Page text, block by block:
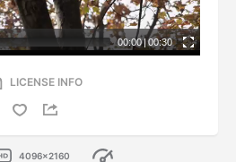
00:00| 00:30
LICENSE INFO
4096x2160